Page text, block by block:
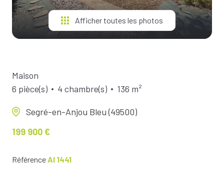
NOTRE
ÉQUIPE
Afficher toutes les photos
Maison
6 pièce(s)
4 chambre(s) 136 m²
Segré-en-Anjou Bleu (49500)
199 900 €
RéférenceAI 1441